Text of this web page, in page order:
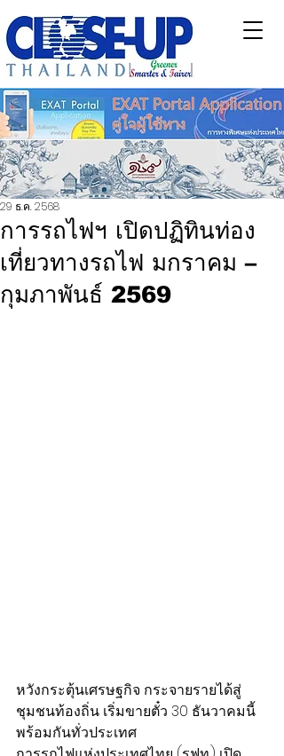
การรถไฟฯ เปิดปฏิทินท่อง
เที่ยวทางรถไฟ มกราคม –
กุมภาพันธ์ 2569
29 ธ.ค. 2568
หวังกระตุ้นเศรษฐกิจ กระจายรายได้สู่
ชุมชนท้องถิ่น เริ่มขายตั๋ว 30 ธันวาคมนี้
พร้อมกันทั่วประเทศ